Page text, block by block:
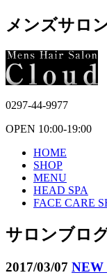
メンズサロ
0297-44-9977
OPEN 10:00-19:00
HOME
SHOP
MENU
HEAD SPA
FACE CARE
サロンブロ
2017/03/07